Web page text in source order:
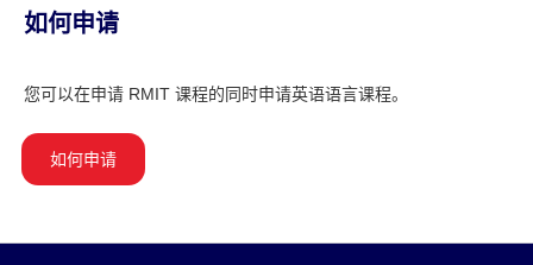
如何申请
您可以在申请 RMIT 课程的同时申请英语语言课程。
如何申请